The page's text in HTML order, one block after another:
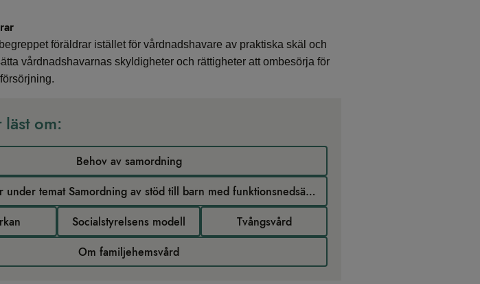
föräldrar istället för vårdnadshavare av praktiska skäl och
vårdnadshavarnas skyldigheter och rättigheter att ombesörja för
om:
Behov av samordning
Publikationer under temat Samordning av stöd till barn med funktionsnedsättning
Socialstyrelsens modell
Tvångsvård
Om familjehemsvård